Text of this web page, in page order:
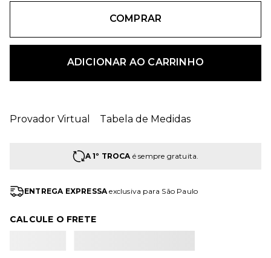
COMPRAR
ADICIONAR AO CARRINHO
Provador Virtual Tabela de Medidas
A 1º TROCAé sempre gratuita.
ENTREGA EXPRESSAexclusiva para São Paulo
CALCULE O FRETE